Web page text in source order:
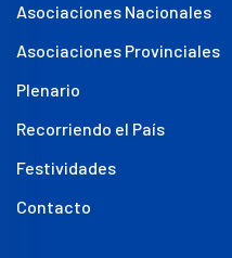
Asociaciones Nacionales
Asociaciones Provinciales
Plenario
Recorriendo el País
Festividades
Contacto